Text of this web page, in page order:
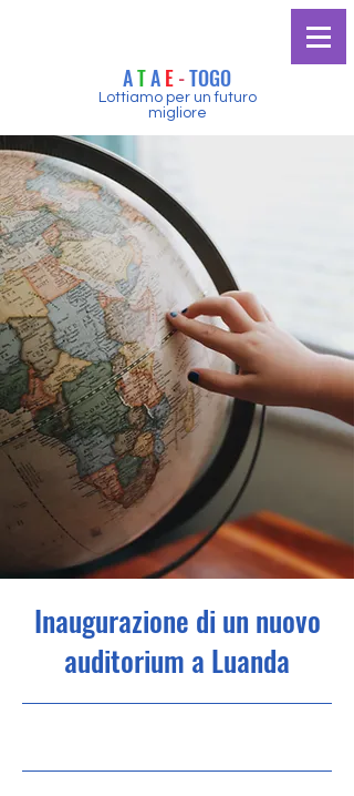
ATA E -TOGO
Lottiamo per un futuro
migliore
Inaugurazione di un nuovo
auditorium a Luanda